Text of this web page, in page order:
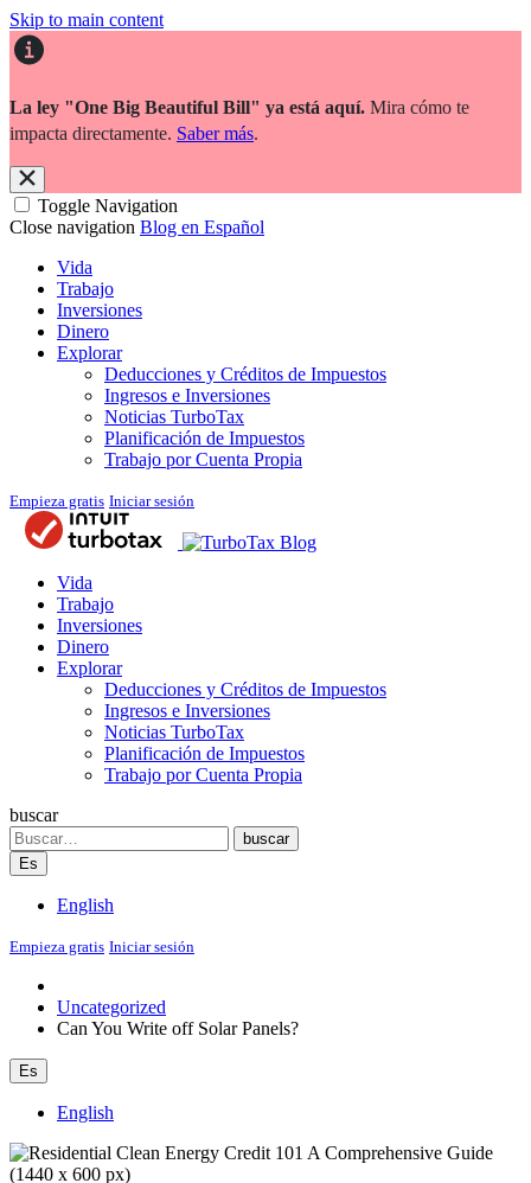
Skip to main content
La ley "One Big Beautiful Bill" ya está aquí. Mira cómo te
impacta directamente. Saber más.
Toggle Navigation
Close navigation Blog en Español
Vida
Trabajo
Inversiones
Dinero
Explorar
Deducciones y Créditos de Impuestos
Ingresos e Inversiones
Noticias TurboTax
Planificación de Impuestos
Trabajo por Cuenta Propia
Empieza gratis Iniciar sesión
Blog
Vida
Trabajo
Inversiones
Dinero
Explorar
Deducciones y Créditos de Impuestos
Ingresos e Inversiones
Noticias TurboTax
Planificación de Impuestos
Trabajo por Cuenta Propia
buscar
Search
buscar
Es
English
Empieza gratis Iniciar sesión
Uncategorized
Can You Write off Solar Panels?
Es
English